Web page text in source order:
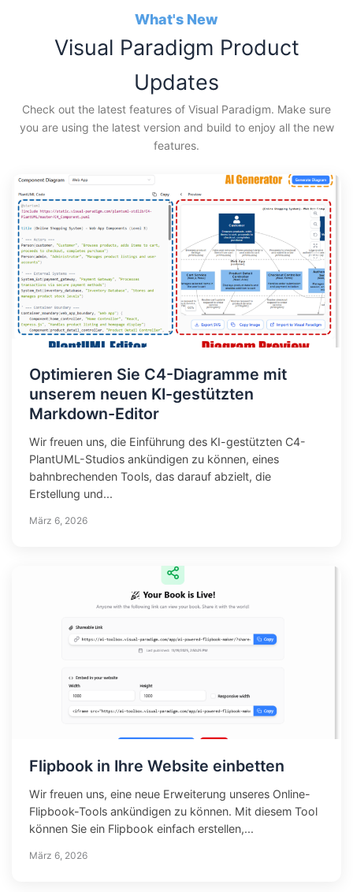
What's New
Visual Paradigm Product
Updates
Check out the latest features of Visual Paradigm. Make sure
you are using the latest version and build to enjoy all the new
features.
Optimieren Sie C4-Diagramme mit
unserem neuen KI-gestützten
Markdown-Editor
Wir freuen uns, die Einführung des KI-gestützten C4-
PlantUML-Studios ankündigen zu können, eines
bahnbrechenden Tools, das darauf abzielt, die
Erstellung und...
März 6, 2026
Flipbook in Ihre Website einbetten
Wir freuen uns, eine neue Erweiterung unseres Online-
Flipbook-Tools ankündigen zu können. Mit diesem Tool
können Sie ein Flipbook einfach erstellen,...
März 6, 2026